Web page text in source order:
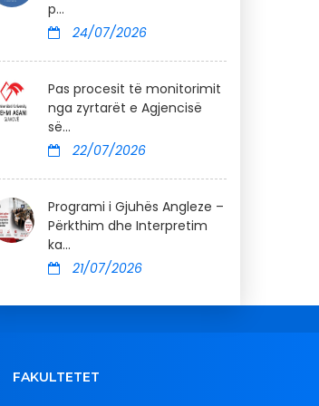
p...
24/07/2026
Pas procesit të monitorimit
nga zyrtarët e Agjencisë
së...
22/07/2026
Programi i Gjuhës Angleze –
Përkthim dhe Interpretim
ka...
21/07/2026
FAKULTETET